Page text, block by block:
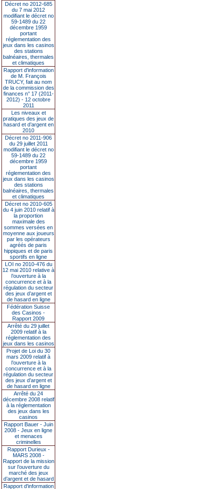
Décret no 2012-685
du 7 mai 2012
modifiant le décret no
59-1489 du 22
décembre 1959
portant
réglementation des
jeux dans les casinos
des stations
balnéaires, thermales
et climatiques
Rapport d'information
de M. François
TRUCY, fait au nom
de la commission des
finances n° 17 (2011-
2012) - 12 octobre
2011
Les niveaux et
pratiques des jeux de
hasard et d’argent en
2010
Décret no 2011-906
du 29 juillet 2011
modifiant le décret no
59-1489 du 22
décembre 1959
portant
réglementation des
jeux dans les casinos
des stations
balnéaires, thermales
et climatiques
Décret no 2010-605
du 4 juin 2010 relatif à
la proportion
maximale des
sommes versées en
moyenne aux joueurs
par les opérateurs
agréés de paris
hippiques et de paris
sportifs en ligne
LOI no 2010-476 du
12 mai 2010 relative à
l’ouverture à la
concurrence et à la
régulation du secteur
des jeux d’argent et
de hasard en ligne
Fédération Suisse
des Casinos -
Rapport 2009
Arrêté du 29 juillet
2009 relatif à la
réglementation des
jeux dans les casinos
Projet de Loi du 30
mars 2009 relatif à
l’ouverture à la
concurrence et à la
régulation du secteur
des jeux d’argent et
de hasard en ligne
Arrêté du 24
décembre 2008 relatif
à la réglementation
des jeux dans les
casinos
Rapport Bauer - Juin
2008 - Jeux en ligne
et menaces
criminelles
Rapport Durieux -
MARS 2008 -
Rapport de la mission
sur l’ouverture du
marché des jeux
d’argent et de hasard
Rapport d'information